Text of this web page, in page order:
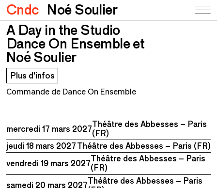
Cndc Noé Soulier
A Day in the Studio
Dance On Ensemble et Noé Soulier
A Day in the Studio
Dance On Ensemble et
Noé Soulier
Plus d’infos
Commande de Dance On Ensemble
mercredi 17 mars 2027Théâtre des Abbesses – Paris
(FR)
jeudi 18 mars 2027 Théâtre des Abbesses – Paris (FR)
vendredi 19 mars 2027Théâtre des Abbesses – Paris
(FR)
samedi 20 mars 2027Théâtre des Abbesses – Paris